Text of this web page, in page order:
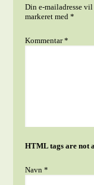
Din e-mailadresse
markeret med*
Kommentar*
HTML tags are not
Navn*